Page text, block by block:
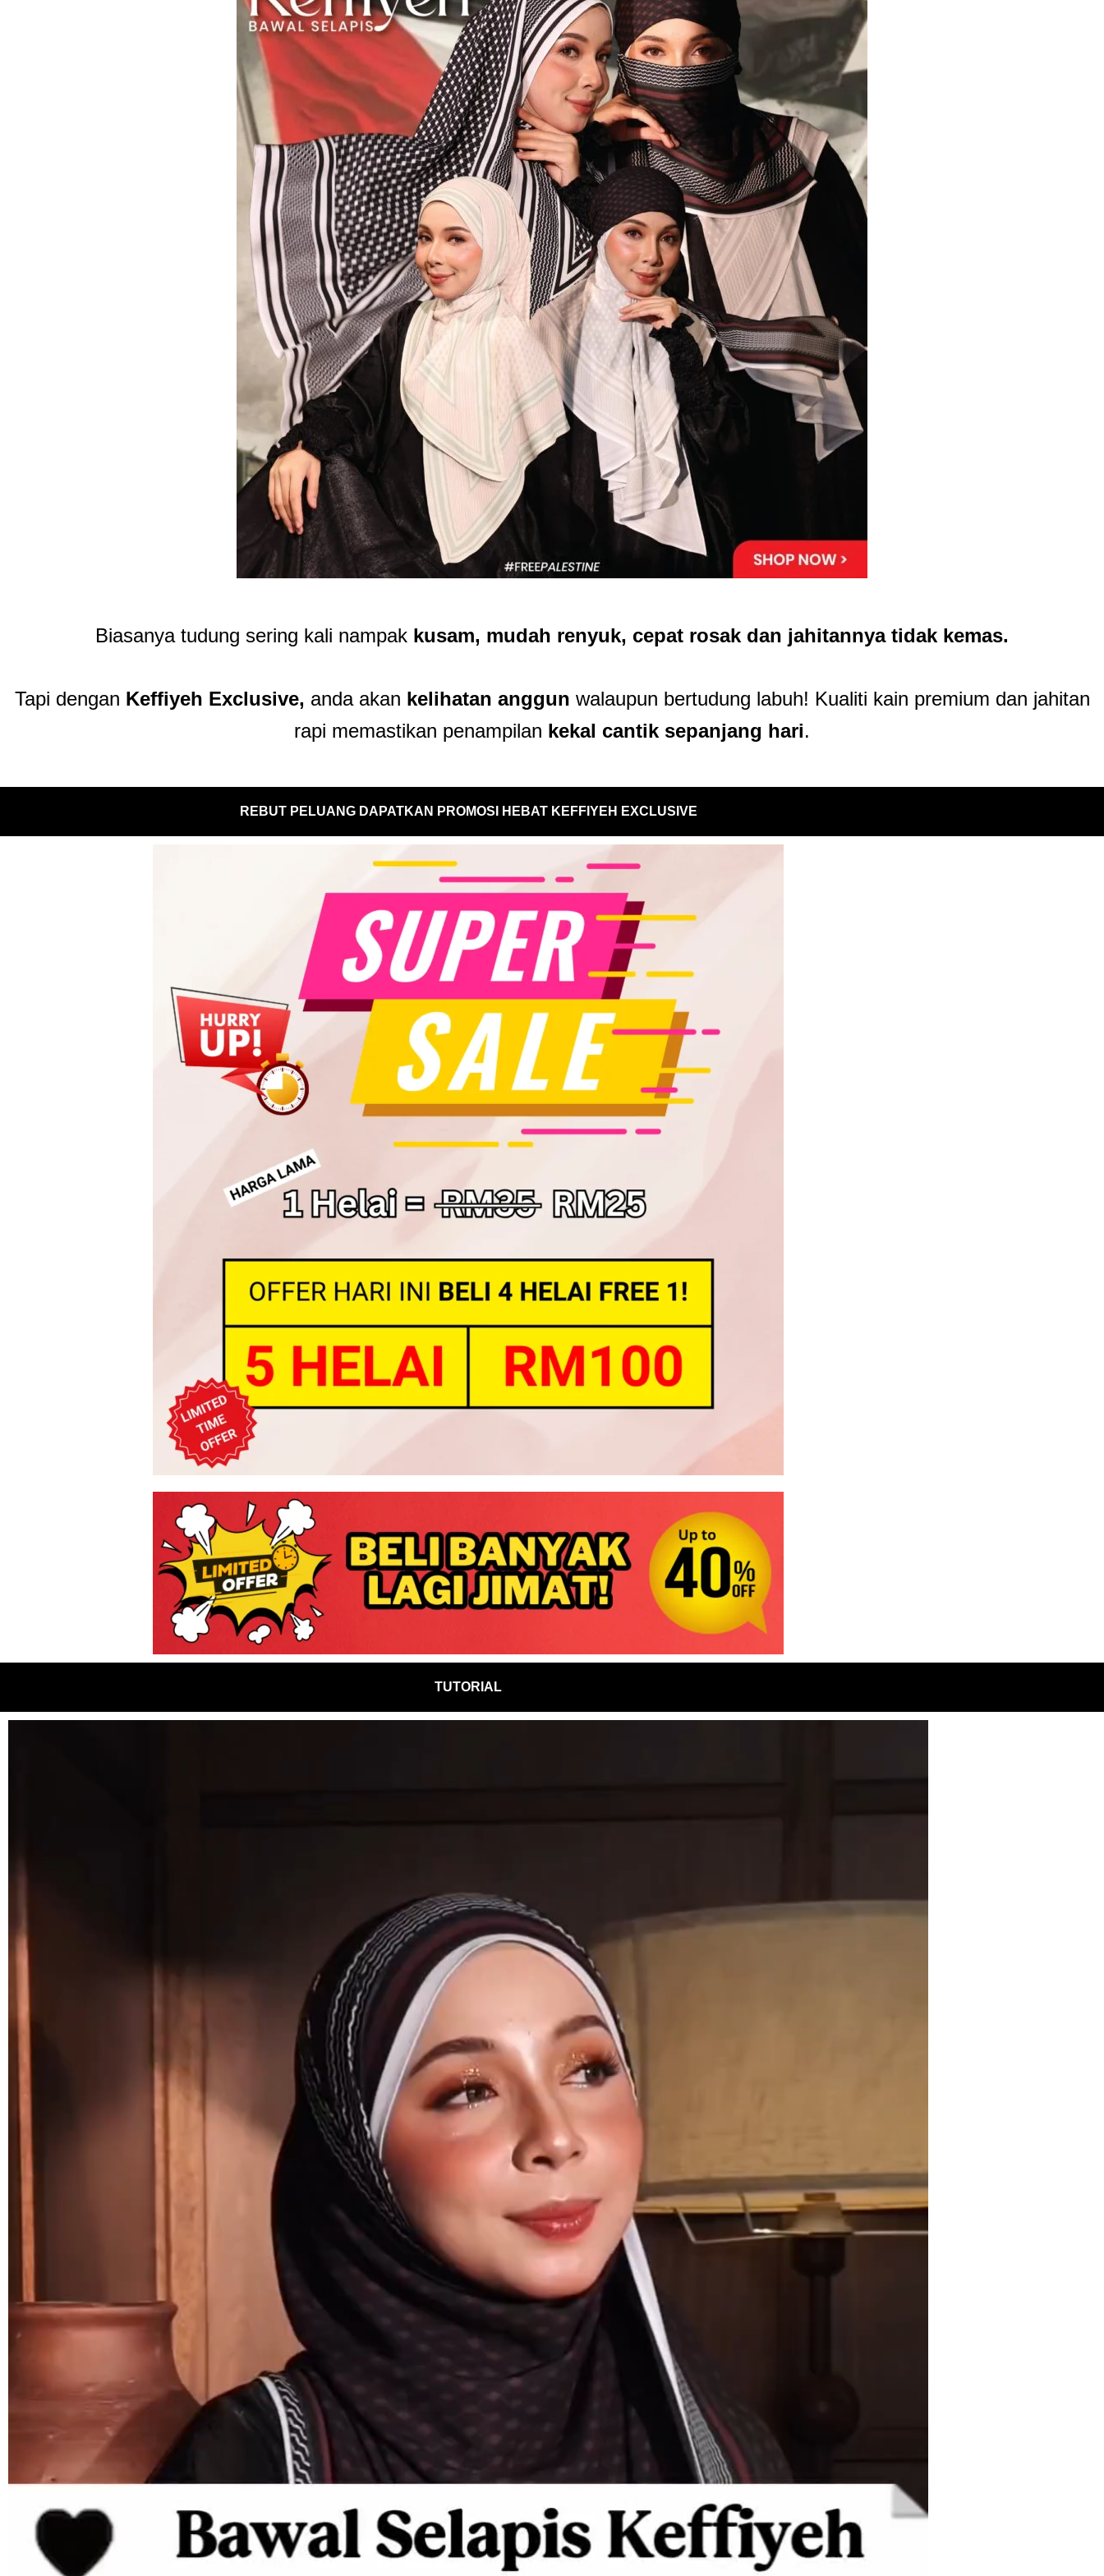
Biasanya tudung sering kali nampak kusam, mudah renyuk, cepat rosak dan jahitannya tidak kemas.
Tapi dengan Keffiyeh Exclusive, anda akan kelihatan anggun walaupun bertudung labuh! Kualiti kain premium dan jahitan
rapi memastikan penampilan kekal cantik sepanjang hari.
REBUT PELUANG DAPATKAN PROMOSI HEBAT KEFFIYEH EXCLUSIVE
TUTORIAL